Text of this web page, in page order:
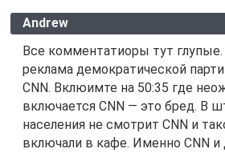
Andrew
Все комментатиоры тут
реклама демократической
CNN. Вклюимте на 50:35 где
включается CNN — это бред. В
населения не смотрит CNN и
включали в кафе. Именно CNN и